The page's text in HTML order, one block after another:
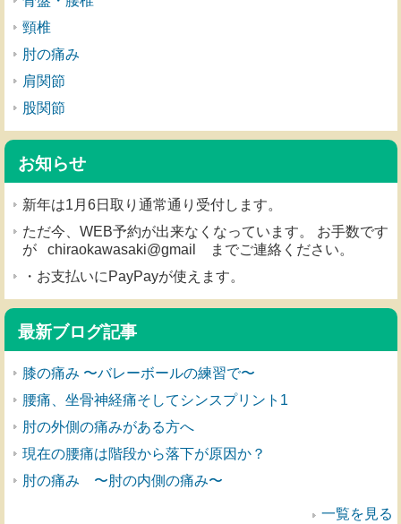
頸椎
肘の痛み
肩関節
股関節
お知らせ
新年は1月6日取り通常通り受付します。
ただ今、WEB予約が出来なくなっています。 お手数です
が chiraokawasaki@gmail までご連絡ください。
・お支払いにPayPayが使えます。
最新ブログ記事
膝の痛み 〜バレーボールの練習で〜
腰痛、坐骨神経痛そしてシンスプリント1
肘の外側の痛みがある方へ
現在の腰痛は階段から落下が原因か？
肘の痛み 〜肘の内側の痛み〜
一覧を見る